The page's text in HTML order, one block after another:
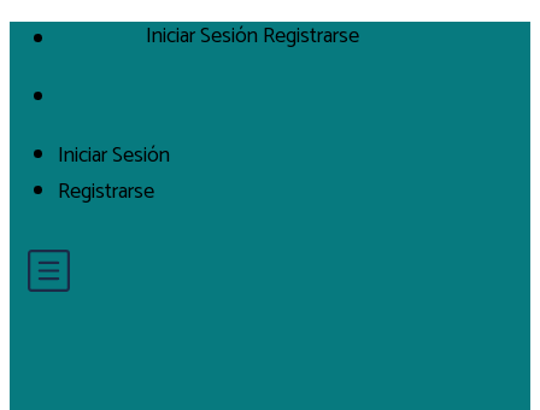
Iniciar Sesión
Registrarse
Iniciar Sesión Registrarse